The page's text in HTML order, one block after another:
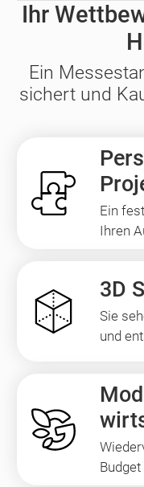
Ihr
Ein
sichert und
Ein
Ihren
3D
Sie
und